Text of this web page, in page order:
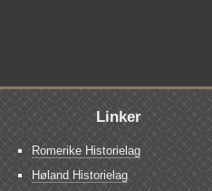
Linker
Romerike Historielag
Høland Historielag